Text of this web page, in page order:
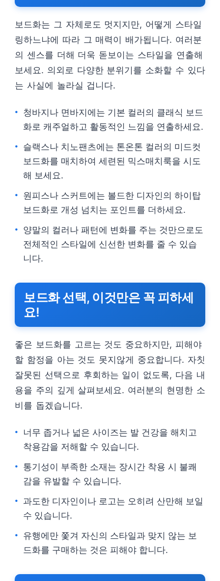
보드화는 그 자체로도 멋지지만, 어떻게 스타일
링하느냐에 따라 그 매력이 배가됩니다. 여러분
의 센스를 더해 더욱 돋보이는 스타일을 연출해
보세요. 의외로 다양한 분위기를 소화할 수 있다
는 사실에 놀라실 겁니다.
청바지나 면바지에는 기본 컬러의 클래식 보드
화로 캐주얼하고 활동적인 느낌을 연출하세요.
슬랙스나 치노팬츠에는 톤온톤 컬러의 미드컷
보드화를 매치하여 세련된 믹스매치룩을 시도
해 보세요.
원피스나 스커트에는 볼드한 디자인의 하이탑
보드화로 개성 넘치는 포인트를 더하세요.
양말의 컬러나 패턴에 변화를 주는 것만으로도
전체적인 스타일에 신선한 변화를 줄 수 있습
니다.
보드화 선택, 이것만은 꼭 피하세
요!
좋은 보드화를 고르는 것도 중요하지만, 피해야
할 함정을 아는 것도 못지않게 중요합니다. 자칫
잘못된 선택으로 후회하는 일이 없도록, 다음 내
용을 주의 깊게 살펴보세요. 여러분의 현명한 소
비를 돕겠습니다.
너무 좁거나 넓은 사이즈는 발 건강을 해치고
착용감을 저해할 수 있습니다.
통기성이 부족한 소재는 장시간 착용 시 불쾌
감을 유발할 수 있습니다.
과도한 디자인이나 로고는 오히려 산만해 보일
수 있습니다.
유행에만 쫓겨 자신의 스타일과 맞지 않는 보
드화를 구매하는 것은 피해야 합니다.